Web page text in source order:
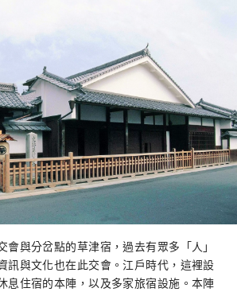
會與分岔點的草津宿，過去有眾多「人」
訊與文化也在此交會。江戶時代，這裡設
息住宿的本陣，以及多家旅宿設施。本陣